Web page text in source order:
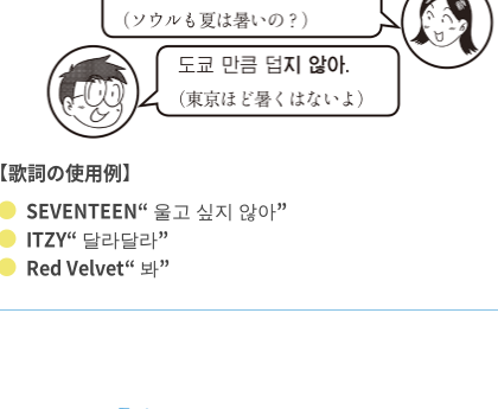
【歌詞の使用例】
SEVENTEEN“ 울고 싶지 않아”
ITZY“ 달라달라”
Red Velvet“ 봐”